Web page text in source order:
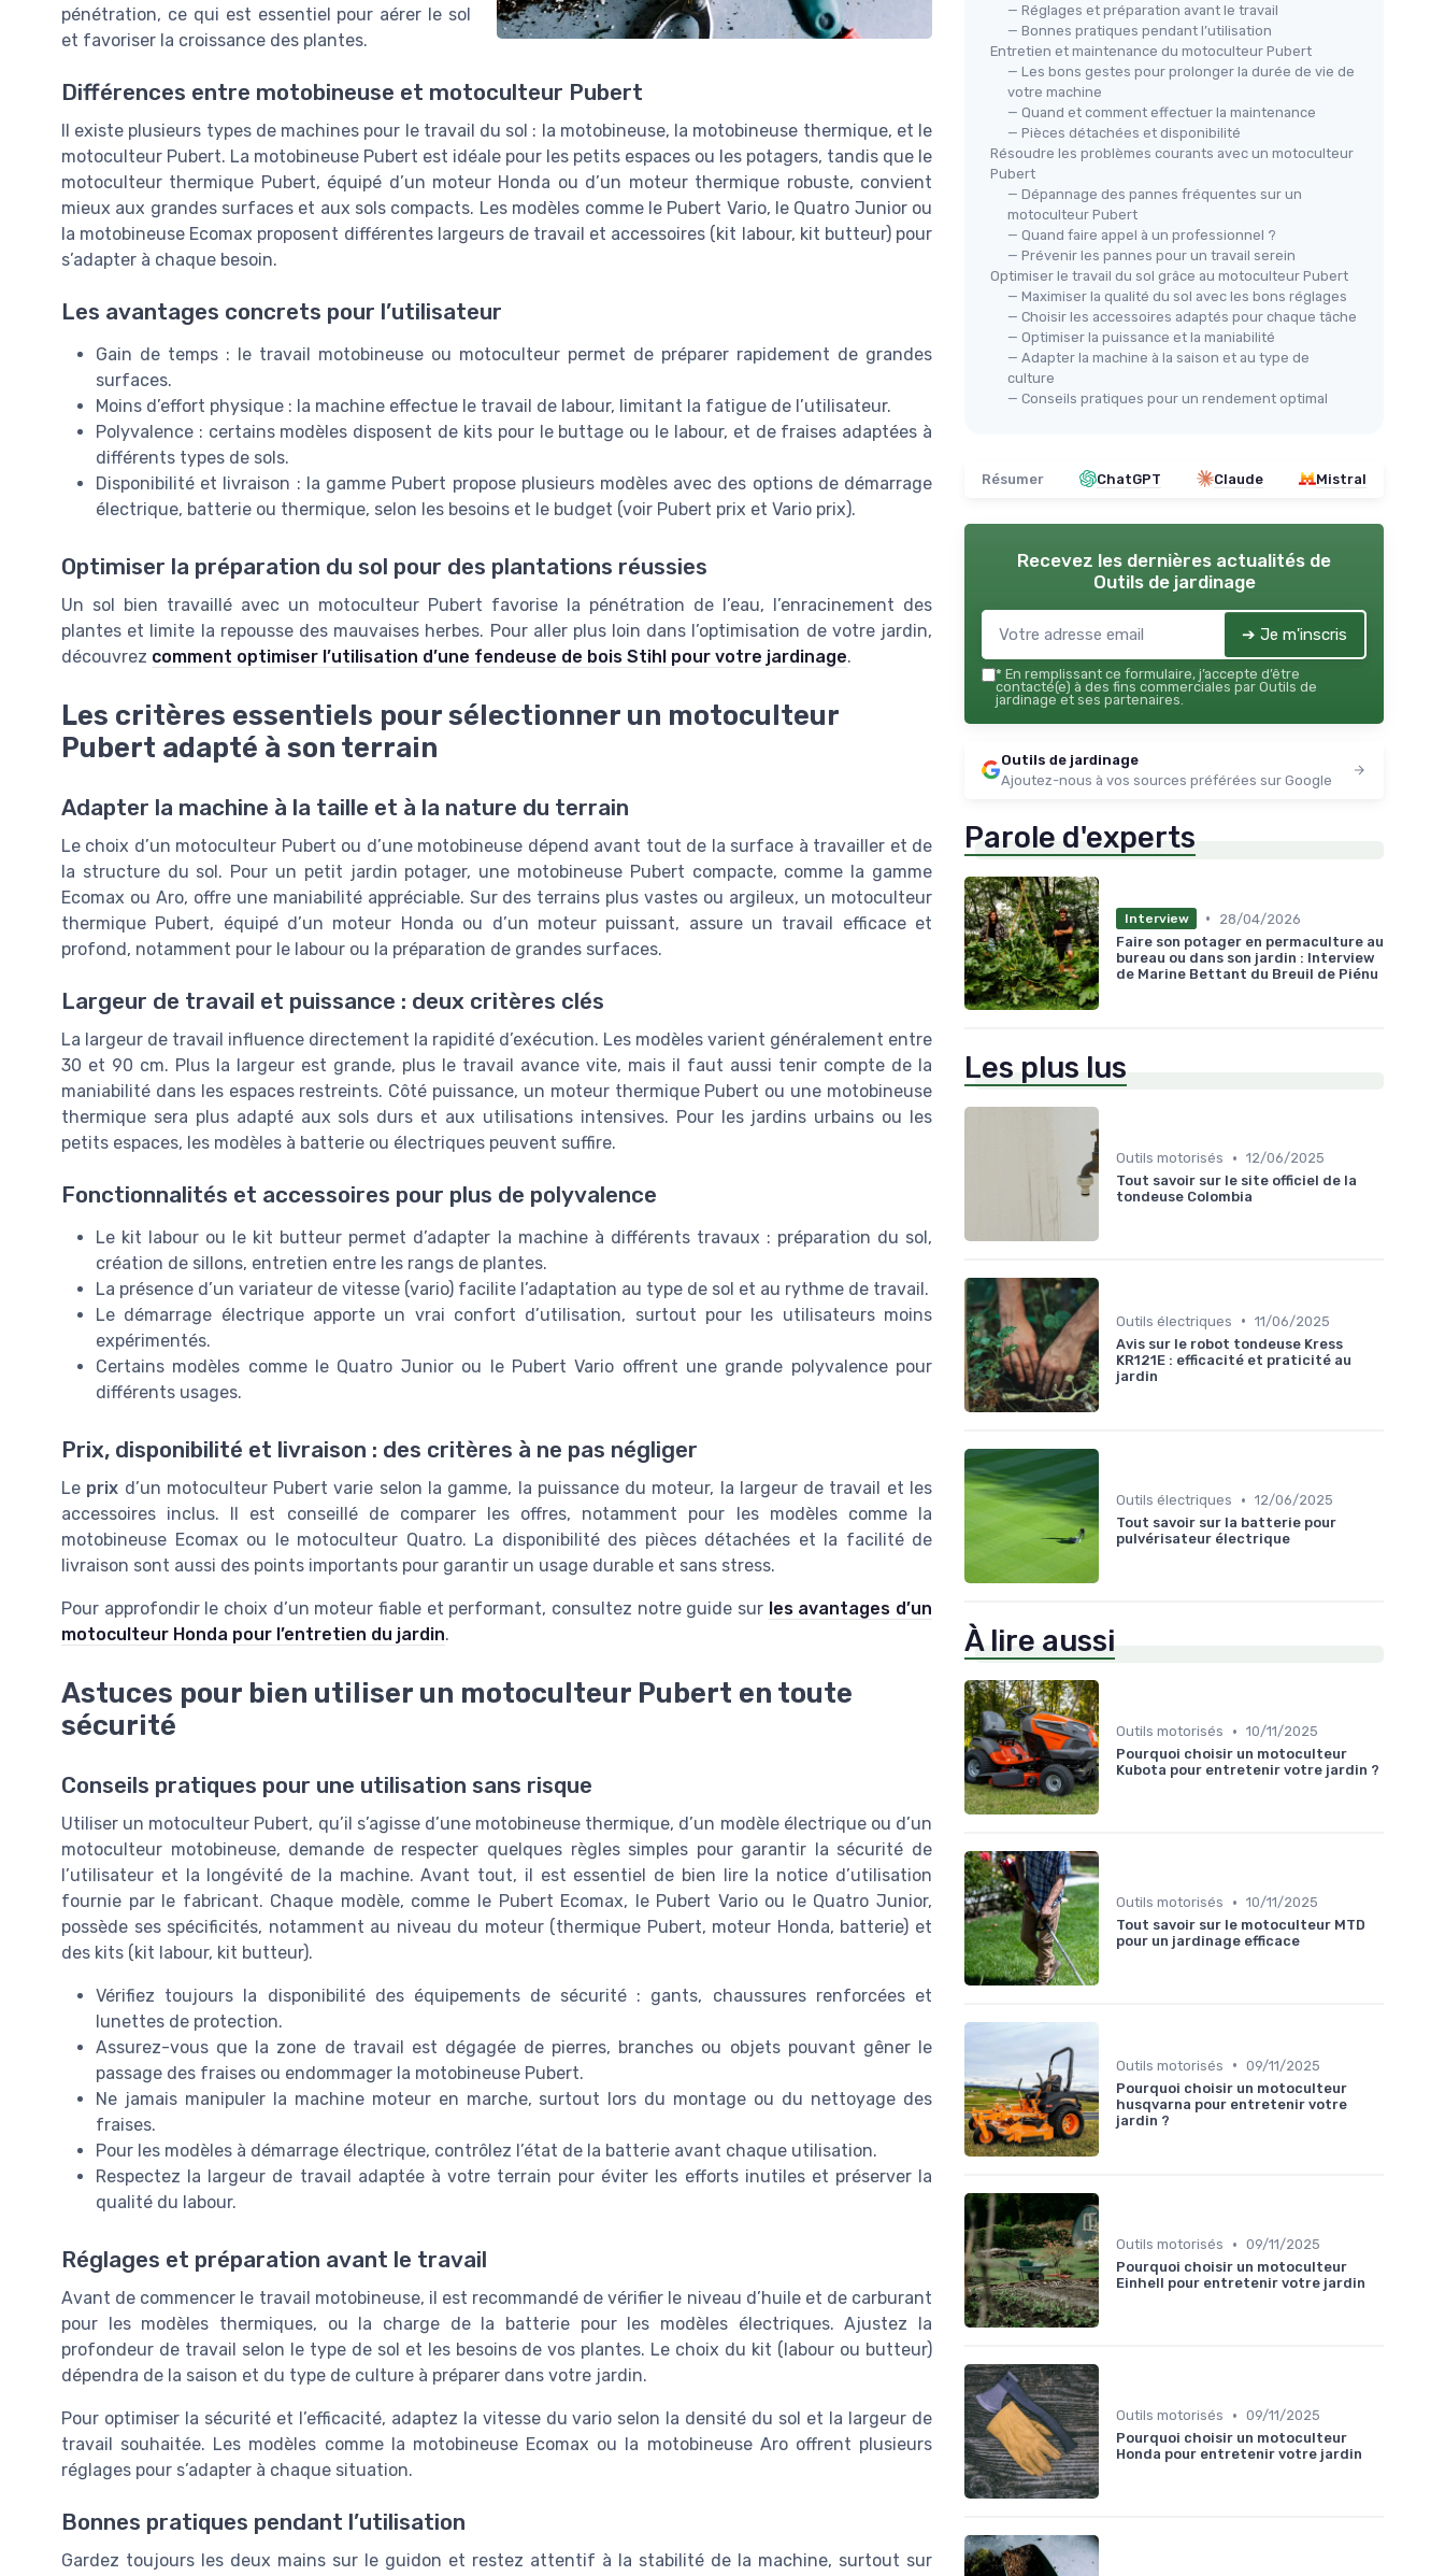
pénétration, ce qui est essentiel pour aérer le sol
et favoriser la croissance des plantes.
Différences entre motobineuse et motoculteur Pubert
Il existe plusieurs types de machines pour le travail du sol : la motobineuse, la motobineuse thermique, et le
motoculteur Pubert. La motobineuse Pubert est idéale pour les petits espaces ou les potagers, tandis que le
motoculteur thermique Pubert, équipé d’un moteur Honda ou d’un moteur thermique robuste, convient
mieux aux grandes surfaces et aux sols compacts. Les modèles comme le Pubert Vario, le Quatro Junior ou
la motobineuse Ecomax proposent différentes largeurs de travail et accessoires (kit labour, kit butteur) pour
s’adapter à chaque besoin.
Les avantages concrets pour l’utilisateur
Gain de temps : le travail motobineuse ou motoculteur permet de préparer rapidement de grandes
surfaces.
Moins d’effort physique : la machine effectue le travail de labour, limitant la fatigue de l’utilisateur.
Polyvalence : certains modèles disposent de kits pour le buttage ou le labour, et de fraises adaptées à
différents types de sols.
Disponibilité et livraison : la gamme Pubert propose plusieurs modèles avec des options de démarrage
électrique, batterie ou thermique, selon les besoins et le budget (voir Pubert prix et Vario prix).
Optimiser la préparation du sol pour des plantations réussies
Un sol bien travaillé avec un motoculteur Pubert favorise la pénétration de l’eau, l’enracinement des
plantes et limite la repousse des mauvaises herbes. Pour aller plus loin dans l’optimisation de votre jardin,
découvrez comment optimiser l’utilisation d’une fendeuse de bois Stihl pour votre jardinage.
Les critères essentiels pour sélectionner un motoculteur
Pubert adapté à son terrain
Adapter la machine à la taille et à la nature du terrain
Le choix d’un motoculteur Pubert ou d’une motobineuse dépend avant tout de la surface à travailler et de
la structure du sol. Pour un petit jardin potager, une motobineuse Pubert compacte, comme la gamme
Ecomax ou Aro, offre une maniabilité appréciable. Sur des terrains plus vastes ou argileux, un motoculteur
thermique Pubert, équipé d’un moteur Honda ou d’un moteur puissant, assure un travail efficace et
profond, notamment pour le labour ou la préparation de grandes surfaces.
Largeur de travail et puissance : deux critères clés
La largeur de travail influence directement la rapidité d’exécution. Les modèles varient généralement entre
30 et 90 cm. Plus la largeur est grande, plus le travail avance vite, mais il faut aussi tenir compte de la
maniabilité dans les espaces restreints. Côté puissance, un moteur thermique Pubert ou une motobineuse
thermique sera plus adapté aux sols durs et aux utilisations intensives. Pour les jardins urbains ou les
petits espaces, les modèles à batterie ou électriques peuvent suffire.
Fonctionnalités et accessoires pour plus de polyvalence
Le kit labour ou le kit butteur permet d’adapter la machine à différents travaux : préparation du sol,
création de sillons, entretien entre les rangs de plantes.
La présence d’un variateur de vitesse (vario) facilite l’adaptation au type de sol et au rythme de travail.
Le démarrage électrique apporte un vrai confort d’utilisation, surtout pour les utilisateurs moins
expérimentés.
Certains modèles comme le Quatro Junior ou le Pubert Vario offrent une grande polyvalence pour
différents usages.
Prix, disponibilité et livraison : des critères à ne pas négliger
Le prix d’un motoculteur Pubert varie selon la gamme, la puissance du moteur, la largeur de travail et les
accessoires inclus. Il est conseillé de comparer les offres, notamment pour les modèles comme la
motobineuse Ecomax ou le motoculteur Quatro. La disponibilité des pièces détachées et la facilité de
livraison sont aussi des points importants pour garantir un usage durable et sans stress.
Pour approfondir le choix d’un moteur fiable et performant, consultez notre guide sur les avantages d’un
motoculteur Honda pour l’entretien du jardin.
Astuces pour bien utiliser un motoculteur Pubert en toute
sécurité
Conseils pratiques pour une utilisation sans risque
Utiliser un motoculteur Pubert, qu’il s’agisse d’une motobineuse thermique, d’un modèle électrique ou d’un
motoculteur motobineuse, demande de respecter quelques règles simples pour garantir la sécurité de
l’utilisateur et la longévité de la machine. Avant tout, il est essentiel de bien lire la notice d’utilisation
fournie par le fabricant. Chaque modèle, comme le Pubert Ecomax, le Pubert Vario ou le Quatro Junior,
possède ses spécificités, notamment au niveau du moteur (thermique Pubert, moteur Honda, batterie) et
des kits (kit labour, kit butteur).
Vérifiez toujours la disponibilité des équipements de sécurité : gants, chaussures renforcées et
lunettes de protection.
Assurez-vous que la zone de travail est dégagée de pierres, branches ou objets pouvant gêner le
passage des fraises ou endommager la motobineuse Pubert.
Ne jamais manipuler la machine moteur en marche, surtout lors du montage ou du nettoyage des
fraises.
Pour les modèles à démarrage électrique, contrôlez l’état de la batterie avant chaque utilisation.
Respectez la largeur de travail adaptée à votre terrain pour éviter les efforts inutiles et préserver la
qualité du labour.
Réglages et préparation avant le travail
Avant de commencer le travail motobineuse, il est recommandé de vérifier le niveau d’huile et de carburant
pour les modèles thermiques, ou la charge de la batterie pour les modèles électriques. Ajustez la
profondeur de travail selon le type de sol et les besoins de vos plantes. Le choix du kit (labour ou butteur)
dépendra de la saison et du type de culture à préparer dans votre jardin.
Pour optimiser la sécurité et l’efficacité, adaptez la vitesse du vario selon la densité du sol et la largeur de
travail souhaitée. Les modèles comme la motobineuse Ecomax ou la motobineuse Aro offrent plusieurs
réglages pour s’adapter à chaque situation.
Bonnes pratiques pendant l’utilisation
Gardez toujours les deux mains sur le guidon et restez attentif à la stabilité de la machine, surtout sur
— Réglages et préparation avant le travail
— Bonnes pratiques pendant l’utilisation
Entretien et maintenance du motoculteur Pubert
— Les bons gestes pour prolonger la durée de vie de
votre machine
— Quand et comment effectuer la maintenance
— Pièces détachées et disponibilité
Résoudre les problèmes courants avec un motoculteur
Pubert
— Dépannage des pannes fréquentes sur un
motoculteur Pubert
— Quand faire appel à un professionnel ?
— Prévenir les pannes pour un travail serein
Optimiser le travail du sol grâce au motoculteur Pubert
— Maximiser la qualité du sol avec les bons réglages
— Choisir les accessoires adaptés pour chaque tâche
— Optimiser la puissance et la maniabilité
— Adapter la machine à la saison et au type de
culture
— Conseils pratiques pour un rendement optimal
Résumer ChatGPT Claude Mistral
Recevez les dernières actualités de
Outils de jardinage
➔ Je m'inscris
* En remplissant ce formulaire, j’accepte d’être
contacté(e) à des fins commerciales par Outils de
jardinage et ses partenaires.
Outils de jardinage
Ajoutez-nous à vos sources préférées sur Google
Parole d'experts
Interview •
28/04/2026
Faire son potager en permaculture au
bureau ou dans son jardin : Interview
de Marine Bettant du Breuil de Piénu
Les plus lus
Outils motorisés • 12/06/2025
Tout savoir sur le site officiel de la
tondeuse Colombia
Outils électriques • 11/06/2025
Avis sur le robot tondeuse Kress
KR121E : efficacité et praticité au
jardin
Outils électriques • 12/06/2025
Tout savoir sur la batterie pour
pulvérisateur électrique
À lire aussi
Outils motorisés • 10/11/2025
Pourquoi choisir un motoculteur
Kubota pour entretenir votre jardin ?
Outils motorisés • 10/11/2025
Tout savoir sur le motoculteur MTD
pour un jardinage efficace
Outils motorisés • 09/11/2025
Pourquoi choisir un motoculteur
husqvarna pour entretenir votre
jardin ?
Outils motorisés • 09/11/2025
Pourquoi choisir un motoculteur
Einhell pour entretenir votre jardin
Outils motorisés • 09/11/2025
Pourquoi choisir un motoculteur
Honda pour entretenir votre jardin